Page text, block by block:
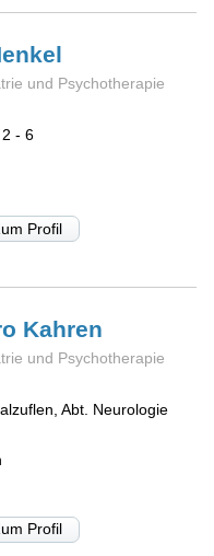
und Psychotherapie
- 6
Profil
Kahren
und Psychotherapie
Abt. Neurologie
Profil